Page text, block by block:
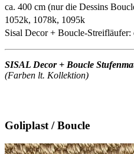
ca. 400 cm (nur die Dessins
1052k, 1078k, 1095k
Sisal Decor + Boucle-Streifläufer:
SISAL Decor + Boucle
(Farben lt. Kollektion)
Goliplast / Boucle